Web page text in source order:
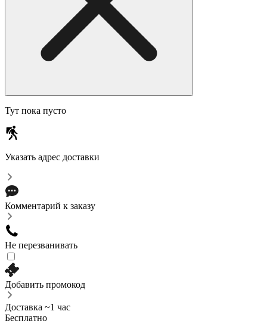
Тут пока пусто
Указать адрес доставки
Комментарий к заказу
Не перезванивать
Добавить промокод
Доставка ~1 час
Бесплатно